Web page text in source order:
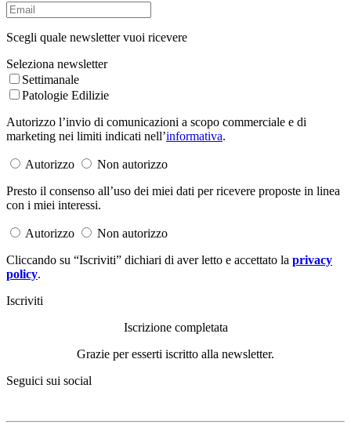
Scegli quale newsletter vuoi ricevere
Seleziona newsletter
Settimanale
Patologie Edilizie
Autorizzo l’invio di comunicazioni a scopo commerciale e di
marketing nei limiti indicati nell’informativa.
Autorizzo
Non autorizzo
Presto il consenso all’uso dei miei dati per ricevere proposte in linea
con i miei interessi.
Autorizzo
Non autorizzo
Cliccando su “Iscriviti” dichiari di aver letto e accettato la privacy
policy.
Iscriviti
Iscrizione completata
Grazie per esserti iscritto alla newsletter.
Seguici sui social